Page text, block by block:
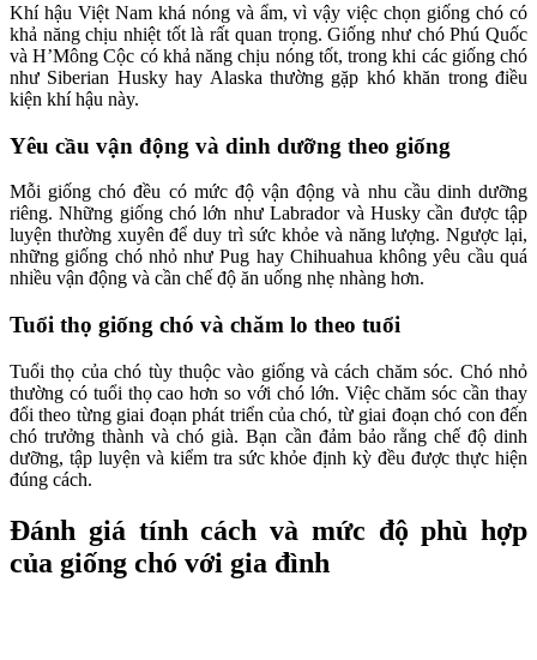
Khí hậu Việt Nam khá nóng và ẩm, vì vậy việc chọn giống chó có
khả năng chịu nhiệt tốt là rất quan trọng. Giống như chó Phú Quốc
và H’Mông Cộc có khả năng chịu nóng tốt, trong khi các giống chó
như Siberian Husky hay Alaska thường gặp khó khăn trong điều
kiện khí hậu này.
Yêu cầu vận động và dinh dưỡng theo giống
Mỗi giống chó đều có mức độ vận động và nhu cầu dinh dưỡng
riêng. Những giống chó lớn như Labrador và Husky cần được tập
luyện thường xuyên để duy trì sức khỏe và năng lượng. Ngược lại,
những giống chó nhỏ như Pug hay Chihuahua không yêu cầu quá
nhiều vận động và cần chế độ ăn uống nhẹ nhàng hơn.
Tuổi thọ giống chó và chăm lo theo tuổi
Tuổi thọ của chó tùy thuộc vào giống và cách chăm sóc. Chó nhỏ
thường có tuổi thọ cao hơn so với chó lớn. Việc chăm sóc cần thay
đổi theo từng giai đoạn phát triển của chó, từ giai đoạn chó con đến
chó trưởng thành và chó già. Bạn cần đảm bảo rằng chế độ dinh
dưỡng, tập luyện và kiểm tra sức khỏe định kỳ đều được thực hiện
đúng cách.
Đánh giá tính cách và mức độ phù hợp
của giống chó với gia đình